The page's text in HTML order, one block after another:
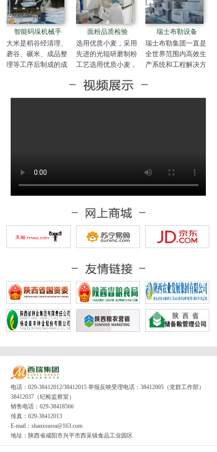
智能码垛机械手
大米是稻谷经清理、
砻谷、碾米、成品整
理等工序后制成的成
面粉品质检验
选用优质小麦，采用
先进的光辊研磨制粉
工艺选用优质小麦，
制粉工艺选用优质小
麦，采用先进的光辊
瑞士布勒设备
瑞士布勒集团一直是
全世界范围内高效生
产系统和工程解决方
为粮食与食品等工业
设计和建造世界一流
电话：029-38412012/38412015 举报反映受理电话：38412005（党群工作部）
38412037（纪检监察室）
销售电话：029-38418566
传真：029-38412013
E-mail：shanxsurea@163.com
地址：陕西省咸阳市兴平市西吴镇食品工业园区